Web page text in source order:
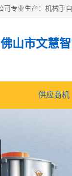
佛山市文慧
供应商机